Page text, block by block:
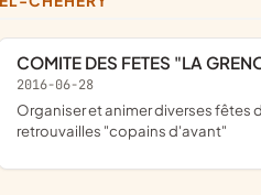
COMITE DES FETES "LA
2016-06-28
organiser et animer diverses fêtes dans le village de Chatel-Chéhéry, fêtes des voisins, fêtes patronales, commémorations,
retrouvailles "copains d'avant"